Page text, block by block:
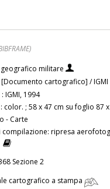
militare
[Documento cartografico] / IGMI
IGMI, 1994
color. ; 58 x 47 cm su foglio 87
- Carte
compilazione: ripresa
Sezione 2
cartografico a stampa